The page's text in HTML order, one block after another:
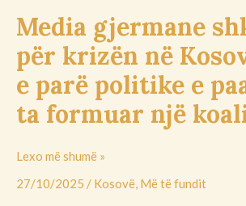
Media gjermane
për krizën në
e parë politike e
ta formuar një
ta
formuar
një
koalicion
Lexo më shumë »
27/10/2025 / Kosovë, Më të fundit